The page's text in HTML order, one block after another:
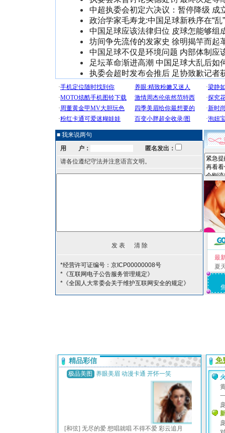
中超执委会初定六决议：暂停降级 成
政治学家毛寿龙:中国足球新秩序在“乱
中国足球应该法律归位 皮球怎能够组
坊间争先流传的发家史 徐明揭竿而起
中国足球不仅是环境问题 内部体制应
足坛革命渐进高潮 中国足球大乱后如
执委会超时发布会推后 足协致歉记者
■ 我来说两句
用 户：
匿名发出：
请各位遵纪守法并注意语言文明。
*经营许可证编号：京ICP00000008号
*《互联网电子公告服务管理规定》
*《全国人大常委会关于维护互联网安全的规定》
最
夏